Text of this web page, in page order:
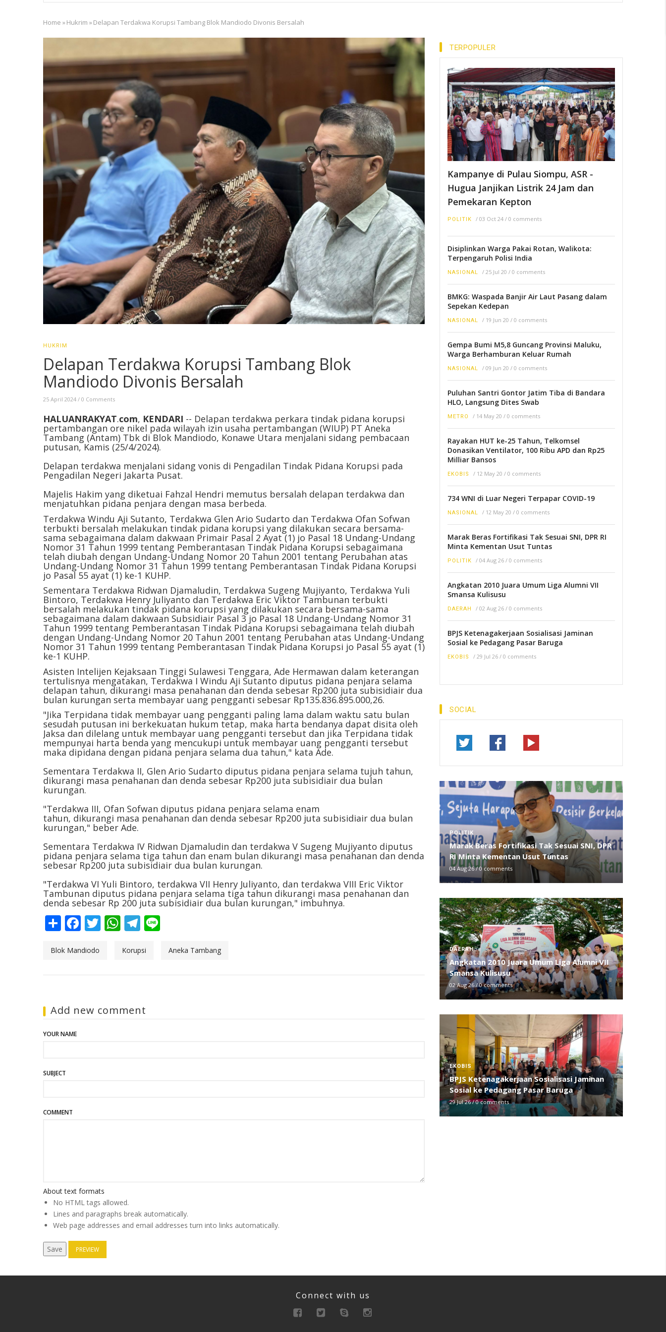
Breadcrumb
Home »Hukrim »Delapan Terdakwa Korupsi Tambang Blok Mandiodo Divonis Bersalah
HUKRIM
Delapan Terdakwa Korupsi Tambang Blok
Mandiodo Divonis Bersalah
25 April 2024 / 0 Comments
HALUANRAKYAT.com, KENDARI -- Delapan terdakwa perkara tindak pidana korupsi
pertambangan ore nikel pada wilayah izin usaha pertambangan (WIUP) PT Aneka
Tambang (Antam) Tbk di Blok Mandiodo, Konawe Utara menjalani sidang pembacaan
putusan, Kamis (25/4/2024).
Delapan terdakwa menjalani sidang vonis di Pengadilan Tindak Pidana Korupsi pada
Pengadilan Negeri Jakarta Pusat.
Majelis Hakim yang diketuai Fahzal Hendri memutus bersalah delapan terdakwa dan
menjatuhkan pidana penjara dengan masa berbeda.
Terdakwa Windu Aji Sutanto, Terdakwa Glen Ario Sudarto dan Terdakwa Ofan Sofwan
terbukti bersalah melakukan tindak pidana korupsi yang dilakukan secara bersama-
sama sebagaimana dalam dakwaan Primair Pasal 2 Ayat (1) jo Pasal 18 Undang-Undang
Nomor 31 Tahun 1999 tentang Pemberantasan Tindak Pidana Korupsi sebagaimana
telah diubah dengan Undang-Undang Nomor 20 Tahun 2001 tentang Perubahan atas
Undang-Undang Nomor 31 Tahun 1999 tentang Pemberantasan Tindak Pidana Korupsi
jo Pasal 55 ayat (1) ke-1 KUHP.
Sementara Terdakwa Ridwan Djamaludin, Terdakwa Sugeng Mujiyanto, Terdakwa Yuli
Bintoro, Terdakwa Henry Juliyanto dan Terdakwa Eric Viktor Tambunan terbukti
bersalah melakukan tindak pidana korupsi yang dilakukan secara bersama-sama
sebagaimana dalam dakwaan Subsidiair Pasal 3 jo Pasal 18 Undang-Undang Nomor 31
Tahun 1999 tentang Pemberantasan Tindak Pidana Korupsi sebagaimana telah diubah
dengan Undang-Undang Nomor 20 Tahun 2001 tentang Perubahan atas Undang-Undang
Nomor 31 Tahun 1999 tentang Pemberantasan Tindak Pidana Korupsi jo Pasal 55 ayat (1)
ke-1 KUHP.
Asisten Intelijen Kejaksaan Tinggi Sulawesi Tenggara, Ade Hermawan dalam keterangan
tertulisnya mengatakan, Terdakwa I Windu Aji Sutanto diputus pidana penjara selama
delapan tahun, dikurangi masa penahanan dan denda sebesar Rp200 juta subisidiair dua
bulan kurungan serta membayar uang pengganti sebesar Rp135.836.895.000,26.
"Jika Terpidana tidak membayar uang pengganti paling lama dalam waktu satu bulan
sesudah putusan ini berkekuatan hukum tetap, maka harta bendanya dapat disita oleh
Jaksa dan dilelang untuk membayar uang pengganti tersebut dan jika Terpidana tidak
mempunyai harta benda yang mencukupi untuk membayar uang pengganti tersebut
maka dipidana dengan pidana penjara selama dua tahun," kata Ade.
Sementara Terdakwa II, Glen Ario Sudarto diputus pidana penjara selama tujuh tahun,
dikurangi masa penahanan dan denda sebesar Rp200 juta subisidiair dua bulan
kurungan.
"Terdakwa III, Ofan Sofwan diputus pidana penjara selama enam
tahun, dikurangi masa penahanan dan denda sebesar Rp200 juta subisidiair dua bulan
kurungan," beber Ade.
Sementara Terdakwa IV Ridwan Djamaludin dan terdakwa V Sugeng Mujiyanto diputus
pidana penjara selama tiga tahun dan enam bulan dikurangi masa penahanan dan denda
sebesar Rp200 juta subisidiair dua bulan kurungan.
"Terdakwa VI Yuli Bintoro, terdakwa VII Henry Juliyanto, dan terdakwa VIII Eric Viktor
Tambunan diputus pidana penjara selama tiga tahun dikurangi masa penahanan dan
denda sebesar Rp 200 juta subisidiair dua bulan kurungan," imbuhnya.
ShareFacebook
Twitter
WhatsApp
Telegram
Blok Mandiodo Korupsi Aneka Tambang
Add new comment
YOUR NAME
SUBJECT
COMMENT
About text formats
No HTML tags allowed.
Lines and paragraphs break automatically.
Web page addresses and email addresses turn into links automatically.
TERPOPULER
Kampanye di Pulau Siompu, ASR -
Hugua Janjikan Listrik 24 Jam dan
Pemekaran Kepton
POLITIK / 03 Oct 24 / 0 comments
Disiplinkan Warga Pakai Rotan, Walikota:
Terpengaruh Polisi India
NASIONAL / 25 Jul 20 / 0 comments
BMKG: Waspada Banjir Air Laut Pasang dalam
Sepekan Kedepan
NASIONAL / 19 Jun 20 / 0 comments
Gempa Bumi M5,8 Guncang Provinsi Maluku,
Warga Berhamburan Keluar Rumah
NASIONAL / 09 Jun 20 / 0 comments
Puluhan Santri Gontor Jatim Tiba di Bandara
HLO, Langsung Dites Swab
METRO / 14 May 20 / 0 comments
Rayakan HUT ke-25 Tahun, Telkomsel
Donasikan Ventilator, 100 Ribu APD dan Rp25
Milliar Bansos
EKOBIS / 12 May 20 / 0 comments
734 WNI di Luar Negeri Terpapar COVID-19
NASIONAL / 12 May 20 / 0 comments
Marak Beras Fortifikasi Tak Sesuai SNI, DPR RI
Minta Kementan Usut Tuntas
POLITIK / 04 Aug 26 / 0 comments
Angkatan 2010 Juara Umum Liga Alumni VII
Smansa Kulisusu
DAERAH / 02 Aug 26 / 0 comments
BPJS Ketenagakerjaan Sosialisasi Jaminan
Sosial ke Pedagang Pasar Baruga
EKOBIS / 29 Jul 26 / 0 comments
SOCIAL
POLITIK
Marak Beras Fortifikasi Tak Sesuai SNI, DPR
RI Minta Kementan Usut Tuntas
04 Aug 26/0 comments
DAERAH
Angkatan 2010 Juara Umum Liga Alumni VII
Smansa Kulisusu
02 Aug 26 /0 comments
EKOBIS
BPJS Ketenagakerjaan Sosialisasi Jaminan
Sosial ke Pedagang Pasar Baruga
29 Jul 26/0 comments
Connect with us